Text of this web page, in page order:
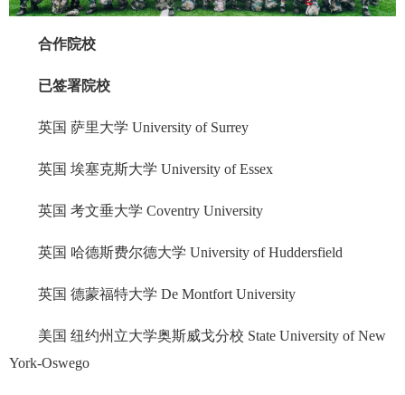
合作院校
已签署院校
英国 萨里大学 University of Surrey
英国 埃塞克斯大学 University of Essex
英国 考文垂大学 Coventry University
英国 哈德斯费尔德大学 University of Huddersfield
英国 德蒙福特大学 De Montfort University
美国 纽约州立大学奥斯威戈分校 State University of New
York-Oswego